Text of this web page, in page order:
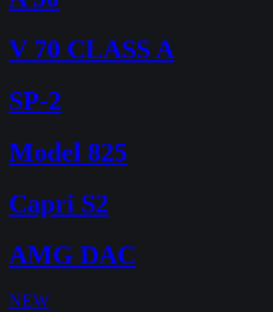
V 70 CLASS A
SP-2
Model 825
Capri S2
AMG DAC
NEW